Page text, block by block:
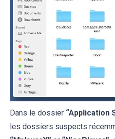
Dans le dossier “Application
les dossiers suspects